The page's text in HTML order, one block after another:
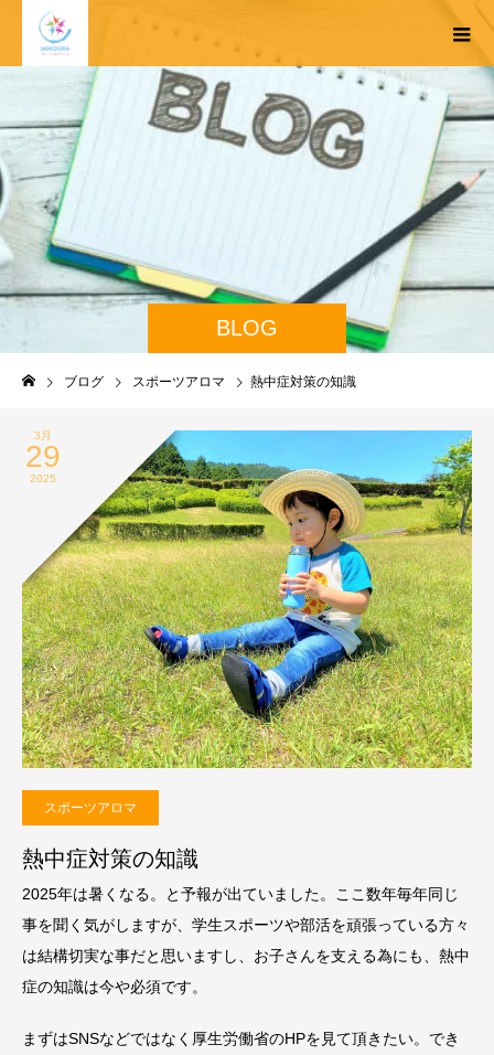
BLOG
ブログ スポーツアロマ 熱中症対策の知識
3月
29
2025
スポーツアロマ
熱中症対策の知識
2025年は暑くなる。と予報が出ていました。ここ数年毎年同じ
事を聞く気がしますが、学生スポーツや部活を頑張っている方々
は結構切実な事だと思いますし、お子さんを支える為にも、熱中
症の知識は今や必須です。
まずはSNSなどではなく厚生労働省のHPを見て頂きたい。でき